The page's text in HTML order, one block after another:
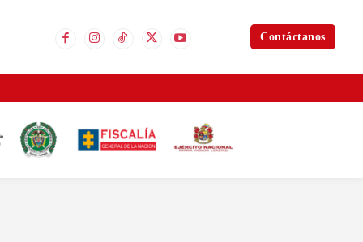
Contáctanos